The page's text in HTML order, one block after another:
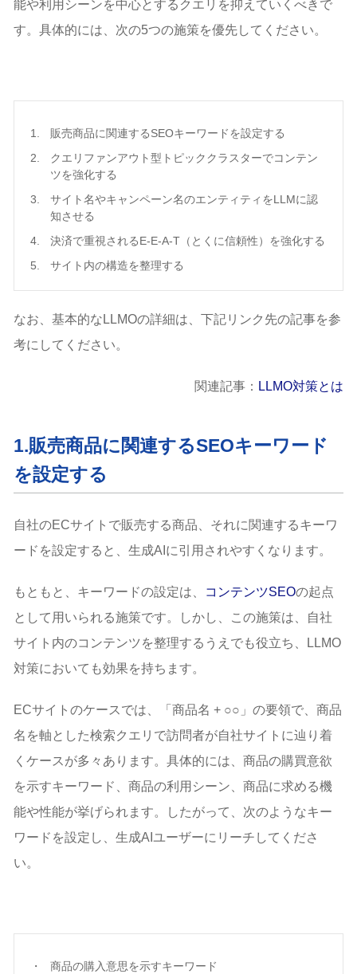
コンテンツSEOがLLMO対策にも効果を表している成
功事例
Q:ECサイトでは、SEO対策とLLMO対策のどちらを
優先すべきですか？
Q:ECサイトが生成AIに引用されないときはどうすれ
ばよいですか？
まとめ
能や利用シーンを中心とするクエリを抑えていくべきで
す。具体的には、次の5つの施策を優先してください。
販売商品に関連するSEOキーワードを設定する
クエリファンアウト型トピッククラスターでコンテン
ツを強化する
サイト名やキャンペーン名のエンティティをLLMに認
知させる
決済で重視されるE-E-A-T（とくに信頼性）を強化する
サイト内の構造を整理する
なお、基本的なLLMOの詳細は、下記リンク先の記事を参
考にしてください。
関連記事： LLMO対策とは
1.販売商品に関連するSEOキーワード
を設定する
自社のECサイトで販売する商品、それに関連するキーワ
ードを設定すると、生成AIに引用されやすくなります。
もともと、キーワードの設定は、 コンテンツSEOの起点
として用いられる施策です。しかし、この施策は、自社
サイト内のコンテンツを整理するうえでも役立ち、LLMO
対策においても効果を持ちます。
ECサイトのケースでは、「商品名 + ○○」の要領で、商品
名を軸とした検索クエリで訪問者が自社サイトに辿り着
くケースが多々あります。具体的には、商品の購買意欲
を示すキーワード、商品の利用シーン、商品に求める機
能や性能が挙げられます。したがって、次のようなキー
ワードを設定し、生成AIユーザーにリーチしてくださ
い。
商品の購入意思を示すキーワード